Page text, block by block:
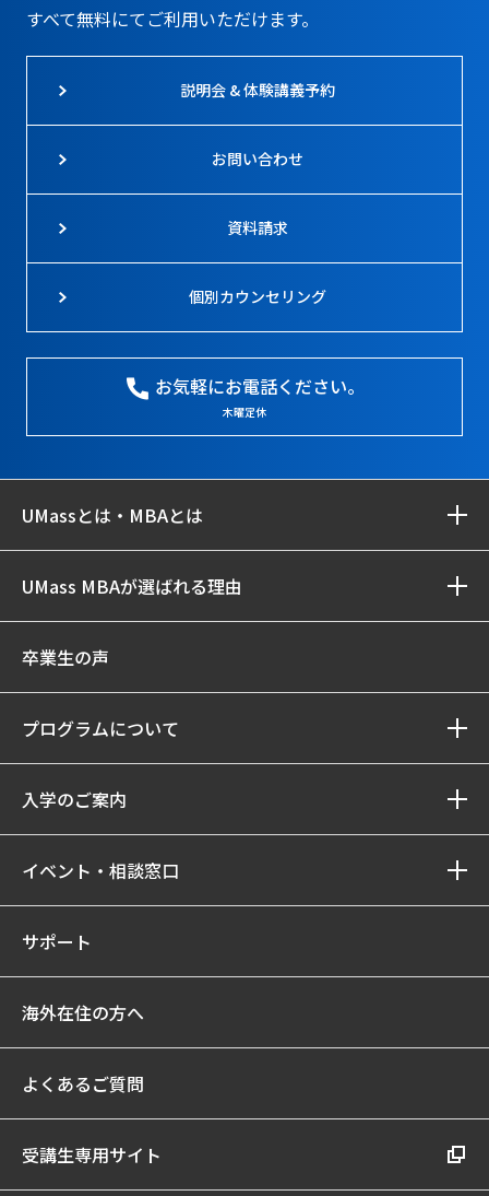
すべて無料にてご利用いただけます。
説明会 & 体験講義予約
お問い合わせ
資料請求
個別カウンセリング
お気軽にお電話ください。
木曜定休
UMassとは・MBAとは
UMass MBAが選ばれる理由
卒業生の声
プログラムについて
入学のご案内
イベント・相談窓口
サポート
海外在住の方へ
よくあるご質問
受講生専用サイト